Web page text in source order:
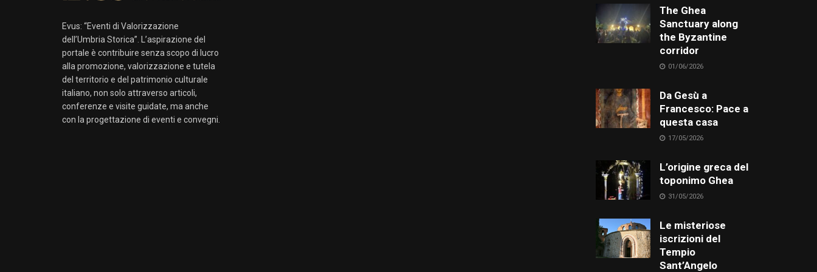
Evus: “Eventi di Valorizzazione
dell’Umbria Storica”. L’aspirazione del
portale è contribuire senza scopo di lucro
alla promozione, valorizzazione e tutela
del territorio e del patrimonio culturale
italiano, non solo attraverso articoli,
conferenze e visite guidate, ma anche
con la progettazione di eventi e convegni.
The Ghea
Sanctuary along
the Byzantine
corridor
01/06/2026
Da Gesù a
Francesco: Pace a
questa casa
17/05/2026
L’origine greca del
toponimo Ghea
31/05/2026
Le misteriose
iscrizioni del
Tempio
Sant’Angelo